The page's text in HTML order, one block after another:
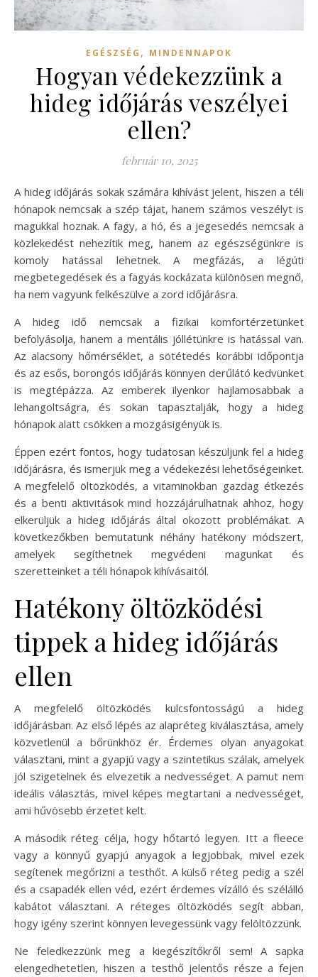
EGÉSZSÉG , MINDENNAPOK
Hogyan védekezzünk a
hideg időjárás veszélyei
ellen?
február 10, 2025
A hideg időjárás sokak számára kihívást jelent, hiszen a téli
hónapok nemcsak a szép tájat, hanem számos veszélyt is
magukkal hoznak. A fagy, a hó, és a jegesedés nemcsak a
közlekedést nehezítik meg, hanem az egészségünkre is
komoly hatással lehetnek. A megfázás, a légúti
megbetegedések és a fagyás kockázata különösen megnő,
ha nem vagyunk felkészülve a zord időjárásra.
A hideg idő nemcsak a fizikai komfortérzetünket
befolyásolja, hanem a mentális jóllétünkre is hatással van.
Az alacsony hőmérséklet, a sötétedés korábbi időpontja
és az esős, borongós időjárás könnyen derűlátó kedvünket
is megtépázza. Az emberek ilyenkor hajlamosabbak a
lehangoltságra, és sokan tapasztalják, hogy a hideg
hónapok alatt csökken a mozgásigényük is.
Éppen ezért fontos, hogy tudatosan készüljünk fel a hideg
időjárásra, és ismerjük meg a védekezési lehetőségeinket.
A megfelelő öltözködés, a vitaminokban gazdag étkezés
és a benti aktivitások mind hozzájárulhatnak ahhoz, hogy
elkerüljük a hideg időjárás által okozott problémákat. A
következőkben bemutatunk néhány hatékony módszert,
amelyek segíthetnek megvédeni magunkat és
szeretteinket a téli hónapok kihívásaitól.
Hatékony öltözködési
tippek a hideg időjárás
ellen
A megfelelő öltözködés kulcsfontosságú a hideg
időjárásban. Az első lépés az alapréteg kiválasztása, amely
közvetlenül a bőrünkhöz ér. Érdemes olyan anyagokat
választani, mint a gyapjú vagy a szintetikus szálak, amelyek
jól szigetelnek és elvezetik a nedvességet. A pamut nem
ideális választás, mivel képes megtartani a nedvességet,
ami hűvösebb érzetet kelt.
A második réteg célja, hogy hőtartó legyen. Itt a fleece
vagy a könnyű gyapjú anyagok a legjobbak, mivel ezek
segítenek megőrizni a testhőt. A külső réteg pedig a szél
és a csapadék ellen véd, ezért érdemes vízálló és szélálló
kabátot választani. A réteges öltözködés segít abban,
hogy igény szerint könnyen levegessünk vagy felöltözzünk.
Ne feledkezzünk meg a kiegészítőkről sem! A sapka
elengedhetetlen, hiszen a testhő jelentős része a fejen